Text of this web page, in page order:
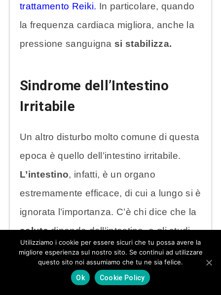
trattamento Reiki. In particolare, quando
la frequenza cardiaca migliora, anche la
pressione sanguigna si stabilizza.
Sindrome dell’Intestino
Irritabile
Un altro disturbo molto comune di questa
epoca è quello dell’intestino irritabile.
L’intestino, infatti, è un organo
estremamente efficace, di cui a lungo si è
ignorata l’importanza. C’è chi dice che la
salutedipende dall’intestino, e gli studi
degli ultimi anni hanno convalidato il fatto
la felicità emozionale è
direttamente collegata alla salute
Utilizziamo i cookie per essere sicuri che tu possa avere la
migliore esperienza sul nostro sito. Se continui ad utilizzare
questo sito noi assumiamo che tu ne sia felice.
Ok
Cookie Policy